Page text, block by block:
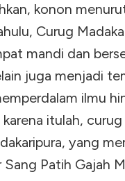
konon
Curug
mandi dan
juga menjadi
ilmu
itulah,
yang
Patih Gajah